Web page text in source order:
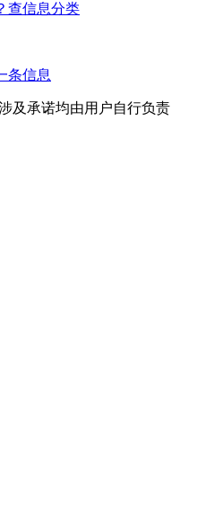
查信息分类
条信息
及承诺均由用户自行负责